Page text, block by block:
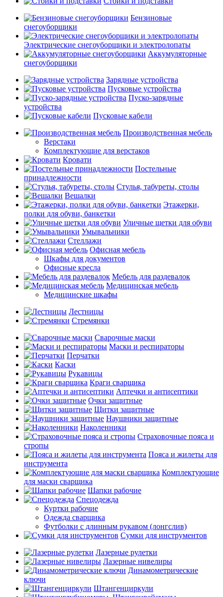
Бензиновые
снегоуборщики
Электрические снегоуборщики и электролопаты
Аккумуляторные
снегоуборщики
Зарядные устройства
Пусковые устройства
Пуско-зарядные
устройства
Пусковые кабели
Производственная мебель
Верстаки
Комплектующие для верстаков
Кровати
Постельные
принадлежности
Стулья, табуреты, столы
Вешалки
Этажерки,
полки для обуви, банкетки
Уличные щетки для обуви
Умывальники
Стеллажи
Офисная мебель
Шкафы для документов
Офисные кресла
Мебель для раздевалок
Медицинская мебель
Медицинские шкафы
Лестницы
Стремянки
Сварочные маски
Маски и респираторы
Перчатки
Каски
Рукавицы
Краги сварщика
Аптечки и антисептики
Очки защитные
Щитки защитные
Наушники защитные
Наколенники
Страховочные пояса и
стропы
Пояса и жилеты для
инструмента
Комплектующие
для маски сварщика
Шапки рабочие
Спецодежда
Куртки рабочие
Одежда сварщика
Футболки с длинным рукавом (лонгслив)
Сумки для инструментов
Лазерные рулетки
Лазерные нивелиры
Динамометрические
ключи
Штангенциркули